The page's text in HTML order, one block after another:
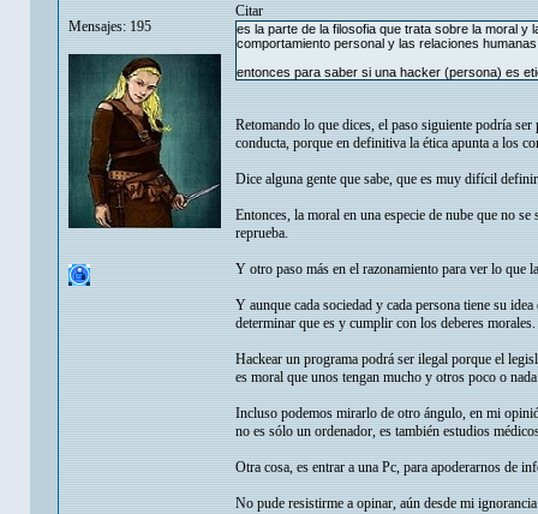
Mensajes: 195
Citar
es la parte de la filosofia que trata sobre la moral y
comportamiento personal y las relaciones
entonces para saber si una hacker (persona) es
Retomando lo que dices, el paso siguiente podría
conducta, porque en definitiva la ética apunta a los
Dice alguna gente que sabe, que es muy difícil
Entonces, la moral en una especie de nube que no
reprueba.
Y otro paso más en el razonamiento para ver lo que
Y aunque cada sociedad y cada persona tiene su
determinar que es y cumplir con los deberes morales.
Hackear un programa podrá ser ilegal porque el
es moral que unos tengan mucho y otros poco o
Incluso podemos mirarlo de otro ángulo, en mi
no es sólo un ordenador, es también estudios
Otra cosa, es entrar a una Pc, para apoderarnos de
No pude resistirme a opinar, aún desde mi